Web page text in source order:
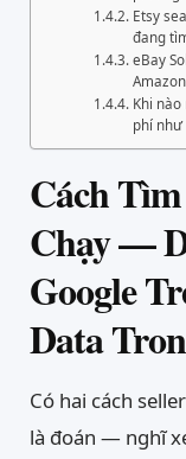
Etsy
đang
eBay
Khi
phí như
Cách
Chạy —
Google
Data
Có hai cách
là đoán — nghĩ